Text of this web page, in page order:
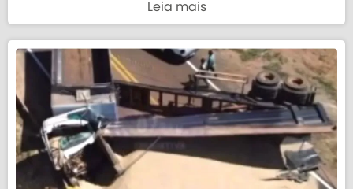
Leia mais